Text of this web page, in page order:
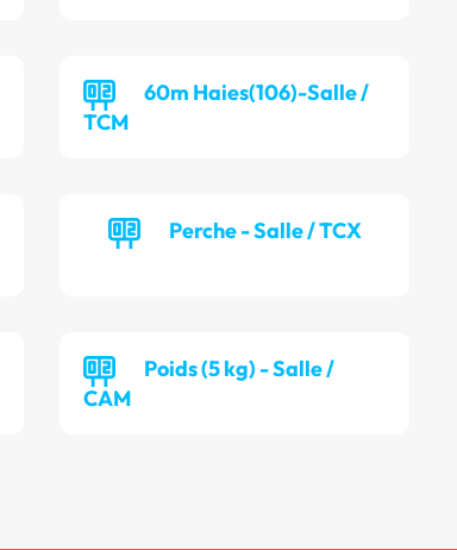
60m Haies(106)-Salle /
TCM
Perche - Salle / TCX
Poids (5 kg) - Salle /
CAM